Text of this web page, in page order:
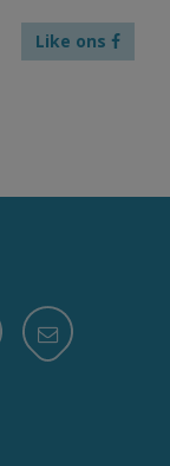
Like ons